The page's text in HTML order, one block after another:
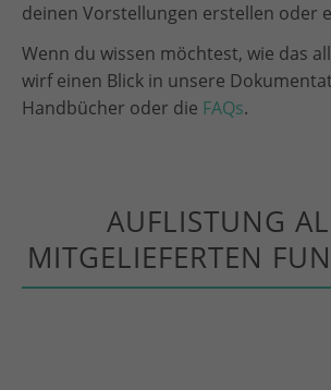
deinen Vorstellungen erstellen oder
Wenn du wissen möchtest, wie das
wirf einen Blick in unsere
Handbücher oder die FAQs.
AUFLISTUNG
MITGELIEFERTEN